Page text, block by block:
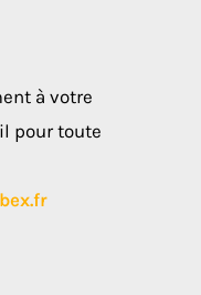
à votre
pour toute